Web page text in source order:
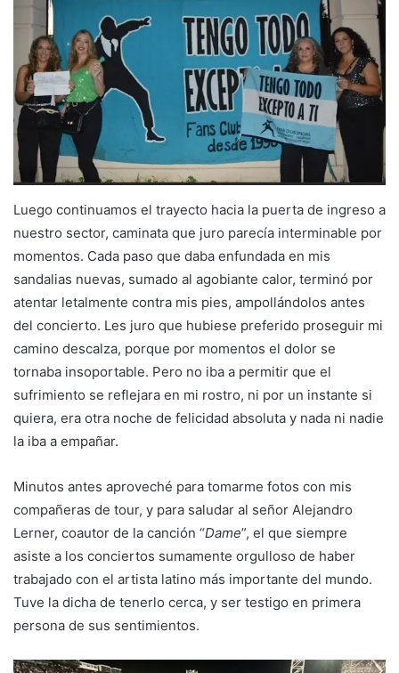
Luego continuamos el trayecto hacia la puerta de ingreso a
nuestro sector, caminata que juro parecía interminable por
momentos. Cada paso que daba enfundada en mis
sandalias nuevas, sumado al agobiante calor, terminó por
atentar letalmente contra mis pies, ampollándolos antes
del concierto. Les juro que hubiese preferido proseguir mi
camino descalza, porque por momentos el dolor se
tornaba insoportable. Pero no iba a permitir que el
sufrimiento se reflejara en mi rostro, ni por un instante si
quiera, era otra noche de felicidad absoluta y nada ni nadie
la iba a empañar.
Minutos antes aproveché para tomarme fotos con mis
compañeras de tour, y para saludar al señor Alejandro
Lerner, coautor de la canción “Dame”, el que siempre
asiste a los conciertos sumamente orgulloso de haber
trabajado con el artista latino más importante del mundo.
Tuve la dicha de tenerlo cerca, y ser testigo en primera
persona de sus sentimientos.